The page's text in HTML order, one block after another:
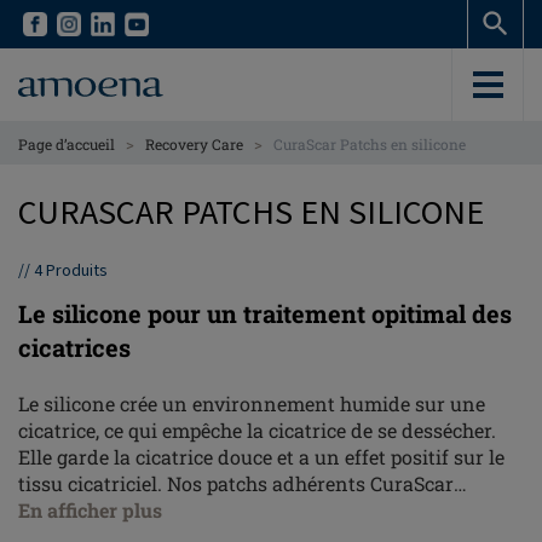
Skip
content
Skip
content
Page d’accueil > Recovery Care > CuraScar Patchs en silicone
CURASCAR PATCHS EN SILICONE
// 4Produits
Le silicone pour un traitement opitimal des
cicatrices
Le silicone crée un environnement humide sur une
cicatrice, ce qui empêche la cicatrice de se dessécher.
Elle garde la cicatrice douce et a un effet positif sur le
tissu cicatriciel. Nos patchs adhérents CuraScar
Silicone se déclinent sous forme d'ancres, de
En afficher plus